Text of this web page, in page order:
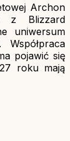
Archon
z Blizzard
uniwersum
pojawić się
roku mają